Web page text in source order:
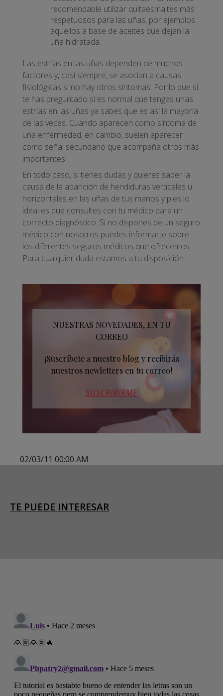
recomendable utilizar quitaesmaltes más
respetuosos para las uñas, por ejemplos
aquellos a base de aceites que dejan la
uña hidratada.
Las estrías en las uñas dependen de muchos
factores y, casi siempre, se asocian a causas
fisiológicas si no hay otros síntomas. Por lo que si
te has preguntado si es normal que tengas unas
estrías en las uñas ya sabes que es así la mayoría
de las veces. Cuando aparecen como síntoma de
una enfermedad, en cambio, suelen aparecer
como señal secundario que acompaña otros más
importantes.
En todo caso, si tienes dudas y quieres saber la
causa de la aparición de hendiduras verticales u
horizontales en las uñas de tus manos y pies lo
ideal es que consultes con tu médico para un
correcto diagnóstico. Si no dispones de un seguro
médico con nosotros puedes informarte sobre
los diferentes seguros médicos que ofrecemos.
Para cualquier duda estamos a tu disposición.
NUESTRAS NOVEDADES, EN TU
CORREO
¡Suscríbete a nuestro blog y recibirás
nuestros newletters en tu correo!
SUSCRIBIRME
02/03/11 00:00 AM
TE PUEDE INTERESAR